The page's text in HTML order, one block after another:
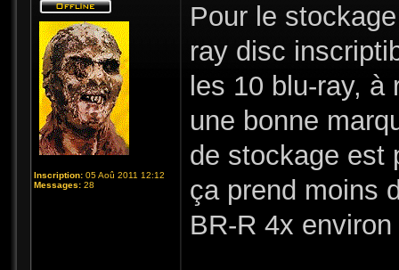
Inscription: 05 Aoû 2011 12:12
Messages: 28
Pour le
ray disc
les 10 blu-ray,
une bonne
de stockage est
ça prend moins
BR-R 4x